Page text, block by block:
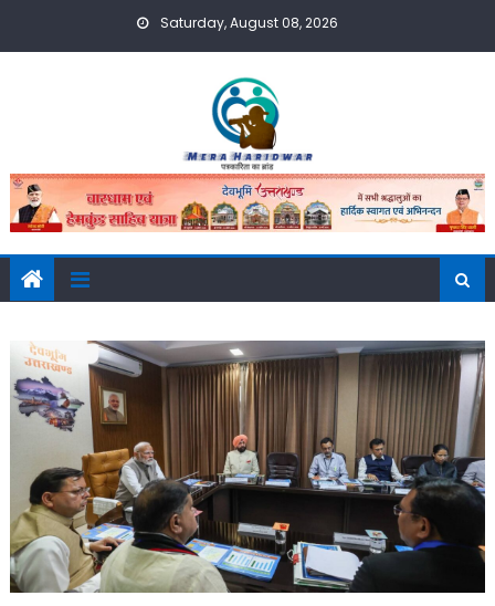
Saturday, August 08, 2026